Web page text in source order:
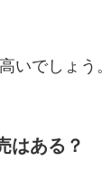
いでしょう
はある？